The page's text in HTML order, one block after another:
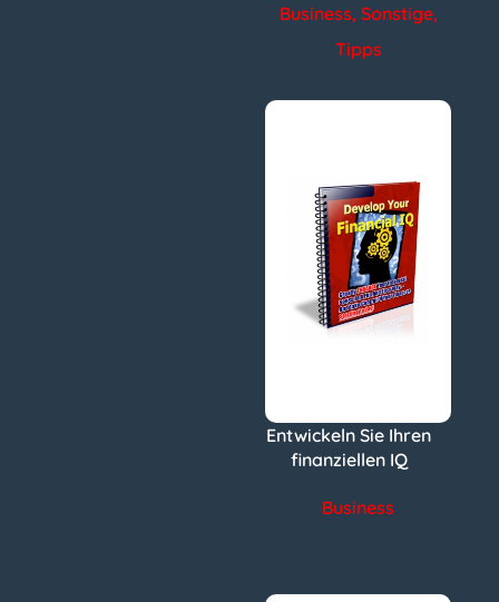
Business, Sonstige,
Tipps
Entwickeln Sie Ihren
finanziellen IQ
Business